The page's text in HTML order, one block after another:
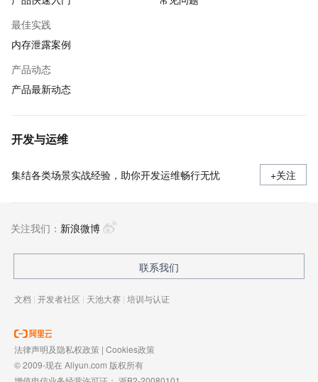
最佳实践
内存泄露案例
产品动态
产品最新动态
开发与运维
集结各类场景实战经验，助你开发运维畅行无忧 +关注
关注我们： 新浪微博
联系我们
文档 | 开发者社区 | 天池大赛 | 培训与认证
法律声明及隐私权政策 | Cookies政策
© 2009-现在 Aliyun.com 版权所有